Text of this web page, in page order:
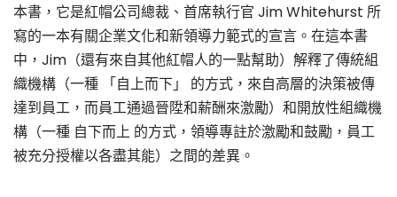
本書，它是紅帽公司總裁、首席執行官 Jim Whitehurst 所
寫的一本有關企業文化和新領導力範式的宣言。在這本書
中，Jim（還有來自其他紅帽人的一點幫助）解釋了傳統組
織機構（一種 「自上而下」 的方式，來自高層的決策被傳
達到員工，而員工通過晉陞和薪酬來激勵）和開放性組織機
構（一種 自下而上 的方式，領導專註於激勵和鼓勵，員工
被充分授權以各盡其能）之間的差異。